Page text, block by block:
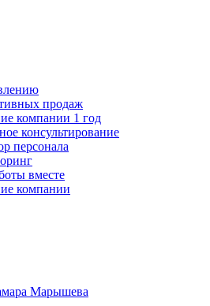
продаж
компании 1 год
консультирование
персонала
вместе
компании